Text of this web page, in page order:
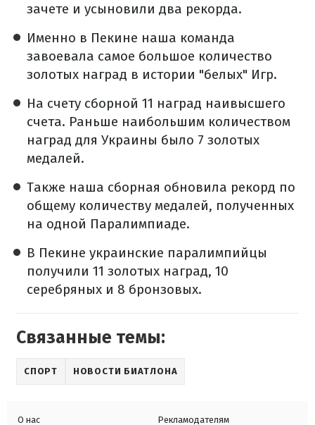
зачете и усыновили два рекорда.
Именно в Пекине наша команда
завоевала самое большое количество
золотых наград в истории "белых" Игр.
На счету сборной 11 наград наивысшего
счета. Раньше наибольшим количеством
наград для Украины было 7 золотых
медалей.
Также наша сборная обновила рекорд по
общему количеству медалей, полученных
на одной Паралимпиаде.
В Пекине украинские паралимпийцы
получили 11 золотых наград, 10
серебряных и 8 бронзовых.
Связанные темы:
СПОРТ НОВОСТИ БИАТЛОНА
О нас
Рекламодателям